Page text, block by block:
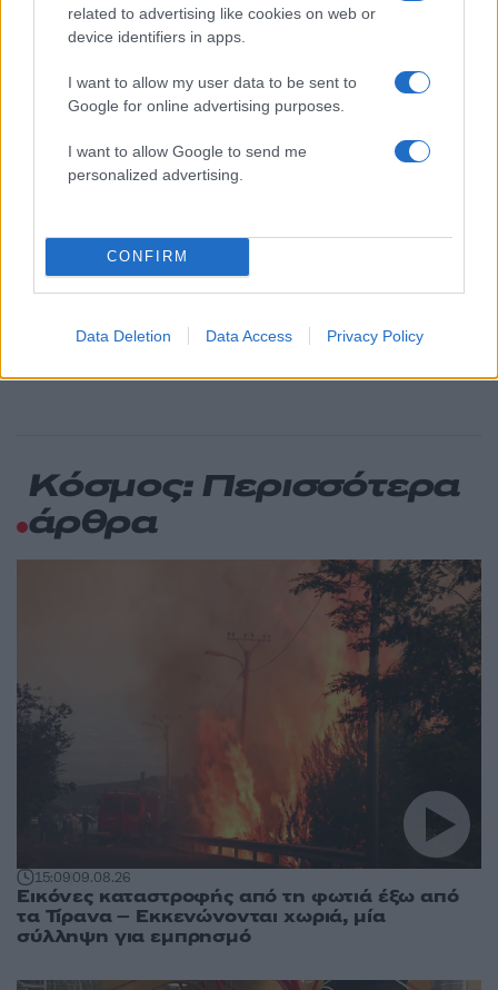
related to advertising like cookies on web or
device identifiers in apps.
I want to allow my user data to be sent to
Google for online advertising purposes.
I want to allow Google to send me
personalized advertising.
CONFIRM
Data Deletion Data Access Privacy Policy
Στην Κρήτη ο Κυριάκος Μητσοτάκης,
Πού βρέθηκε το Σάββατο
Απίστευτο κι όμως αληθινό -
αγγειοχειρουργού του νοσοκομείου
Χανίων επειδή κλάπηκε το μηχανάκι του
γιατρού
θα παρουσιάσει ο Αλέξης Τσίπρας στη
Θεσσαλονίκη: Σχέδιο τετραετίας
ΕΛΑΣ: Ο Αλέξης Δέδες ο πρώτος
Από τα διοικητικά της ΑΕΚ στην πολιτική
Κόσμος: Περισσότερα
άρθρα
15:0909.08.26
Εικόνες καταστροφής από τη φωτιά έξω από
τα Τίρανα – Εκκενώνονται χωριά, μία
σύλληψη για εμπρησμό